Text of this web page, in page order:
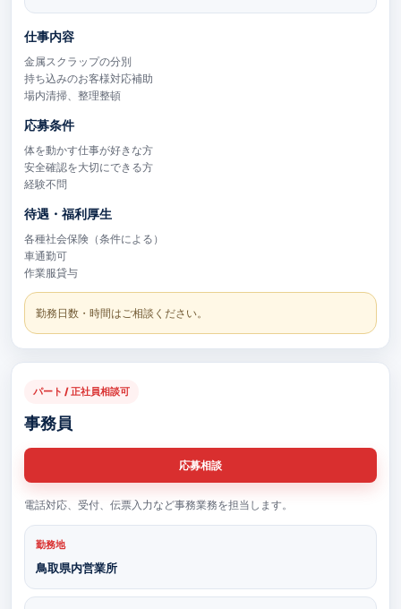
仕事内容
金属スクラップの分別
持ち込みのお客様対応補助
場内清掃、整理整頓
応募条件
体を動かす仕事が好きな方
安全確認を大切にできる方
経験不問
待遇・福利厚生
各種社会保険（条件による）
車通勤可
作業服貸与
勤務日数・時間はご相談ください。
パート / 正社員相談可
事務員
応募相談
電話対応、受付、伝票入力など事務業務を担当します。
勤務地
鳥取県内営業所